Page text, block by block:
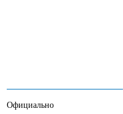
Официально